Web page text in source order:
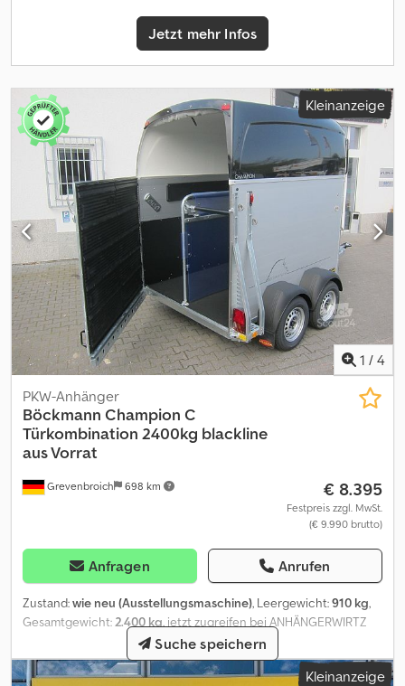
Jetzt mehr Infos
Kleinanzeige
1 / 4
Grevenbroich 698 km
PKW-Anhänger
Böckmann Champion C
Türkombination 2400kg blackline
aus Vorrat
€ 8.395
Festpreis zzgl. MwSt.
(€ 9.990 brutto)
Anfragen Anrufen
Zustand:wie neu (Ausstellungsmaschine), Leergewicht:910 kg,
Gesamtgewicht: 2.400 kg , jetzt zugreifen bei ANHÄNGERWIRTZ
unverbindliches Beispiel: Lagerräumung reduziert
PFERDEANHÄNGER BÖCKMANN CHAMPION C 2400KG
HECKFLÜGELTÜR BLACKLINE CFF+ 100 KM/H 2400KGKleinanzeige
Suche speichern